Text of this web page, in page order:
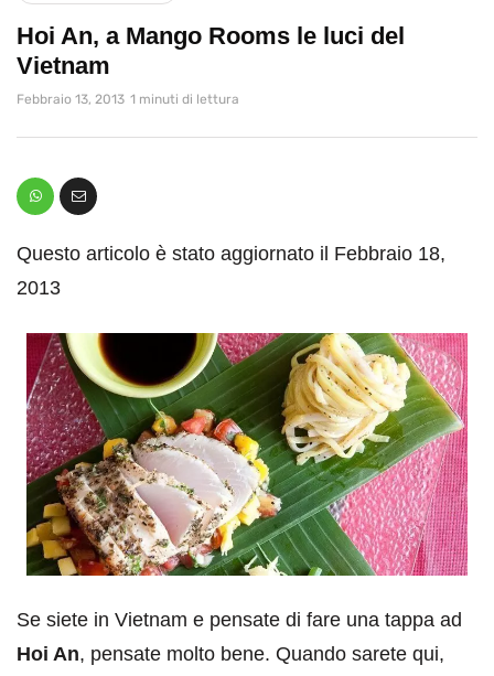
Hoi An, a Mango Rooms le luci del
Vietnam
Febbraio 13, 2013 1 minuti di lettura
Questo articolo è stato aggiornato il Febbraio 18,
2013
Se siete in Vietnam e pensate di fare una tappa ad
Hoi An, pensate molto bene. Quando sarete qui,